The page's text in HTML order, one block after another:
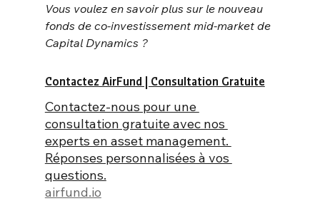
Vous voulez en savoir plus sur le nouveau
fonds de co-investissement mid-market de
Capital Dynamics ?
Contactez AirFund | Consultation Gratuite
Contactez-nous pour une
consultation gratuite avec nos
experts en asset management.
Réponses personnalisées à vos
questions.
airfund.io